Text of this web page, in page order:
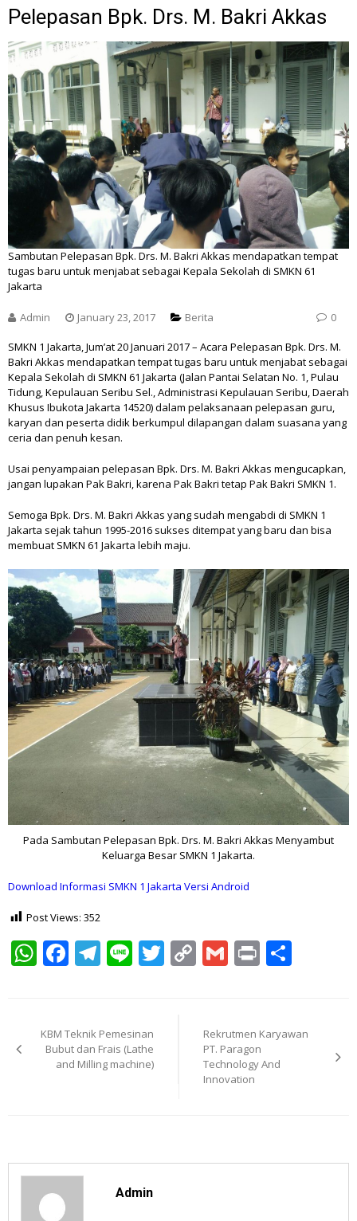
Pelepasan Bpk. Drs. M. Bakri Akkas
Sambutan Pelepasan Bpk. Drs. M. Bakri Akkas mendapatkan tempat
tugas baru untuk menjabat sebagai Kepala Sekolah di SMKN 61
Jakarta
Admin January 23, 2017 Berita 0
SMKN 1 Jakarta, Jum’at 20 Januari 2017 – Acara Pelepasan Bpk. Drs. M.
Bakri Akkas mendapatkan tempat tugas baru untuk menjabat sebagai
Kepala Sekolah di SMKN 61 Jakarta (Jalan Pantai Selatan No. 1, Pulau
Tidung, Kepulauan Seribu Sel., Administrasi Kepulauan Seribu, Daerah
Khusus Ibukota Jakarta 14520) dalam pelaksanaan pelepasan guru,
karyan dan peserta didik berkumpul dilapangan dalam suasana yang
ceria dan penuh kesan.
Usai penyampaian pelepasan Bpk. Drs. M. Bakri Akkas mengucapkan,
jangan lupakan Pak Bakri, karena Pak Bakri tetap Pak Bakri SMKN 1.
Semoga Bpk. Drs. M. Bakri Akkas yang sudah mengabdi di SMKN 1
Jakarta sejak tahun 1995-2016 sukses ditempat yang baru dan bisa
membuat SMKN 61 Jakarta lebih maju.
Pada Sambutan Pelepasan Bpk. Drs. M. Bakri Akkas Menyambut
Keluarga Besar SMKN 1 Jakarta.
Download Informasi SMKN 1 Jakarta Versi Android
Post Views: 352
WhatsApp
Facebook
Telegram
LineTwitter
CopyGmail
Print
navigation
KBM Teknik Pemesinan
Bubut dan Frais (Lathe
and Milling machine)
Rekrutmen Karyawan
PT. Paragon
Technology And
Innovation
Admin